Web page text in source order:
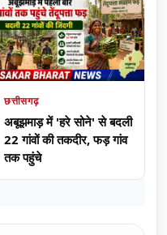
छत्तीसगढ़
अबूझमाड़ में 'हरे सोने' से बदली
22 गांवों की तकदीर, फड़ गांव
तक पहुंचे